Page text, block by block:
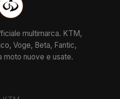
multimarca. KTM,
Voge, Beta, Fantic,
moto nuove e usate.